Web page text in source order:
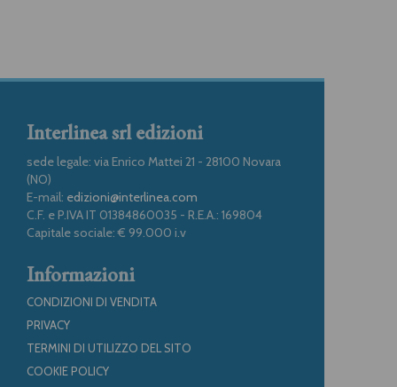
Interlinea srl edizioni
sede legale: via Enrico Mattei 21 - 28100 Novara
(NO)
E-mail: edizioni@interlinea.com
C.F. e P.IVA IT 01384860035 - R.E.A.: 169804
Capitale sociale: € 99.000 i.v
Informazioni
CONDIZIONI DI VENDITA
PRIVACY
TERMINI DI UTILIZZO DEL SITO
COOKIE POLICY